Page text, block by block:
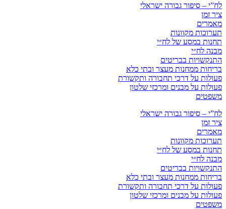
לח”י – סיפור גבורה ישראלי
ציר זמן
מאמרים
תערוכות מקוונות
תחנות במסע של לח״י
מבנה לח״י
התנקשויות בבריטים
בריחות ממחנות מעצר ובתי כלא
פעולות על דרכי תחבורה ותקשורת
פעולות על מבנים ומרכזי שלטון
משפטים
לח”י – סיפור גבורה ישראלי
ציר זמן
מאמרים
תערוכות מקוונות
תחנות במסע של לח״י
מבנה לח״י
התנקשויות בבריטים
בריחות ממחנות מעצר ובתי כלא
פעולות על דרכי תחבורה ותקשורת
פעולות על מבנים ומרכזי שלטון
משפטים